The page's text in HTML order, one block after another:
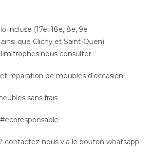
incluse (17e, 18e, 8e, 9e
que Clichy et Saint-Ouen) ;
nous consulter
réparation de meubles d’occasion
sans frais
contactez-nous via le bouton whatsapp